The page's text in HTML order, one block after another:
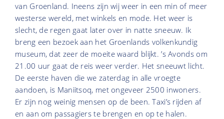
van Groenland. Ineens zijn wij weer in een min of meer
westerse wereld, met winkels en mode. Het weer is
slecht, de regen gaat later over in natte sneeuw. Ik
breng een bezoek aan het Groenlands volkenkundig
museum, dat zeer de moeite waard blijkt. ’s Avonds om
21.00 uur gaat de reis weer verder. Het sneeuwt licht.
De eerste haven die we zaterdag in alle vroegte
aandoen, is Maniitsoq, met ongeveer 2500 inwoners.
Er zijn nog weinig mensen op de been. Taxi’s rijden af
en aan om passagiers te brengen en op te halen.